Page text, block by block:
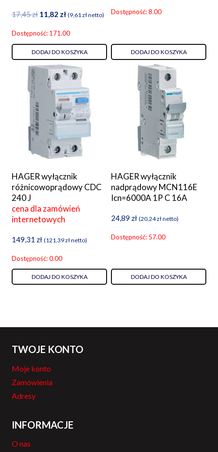
17,45zł Pierwotna
wynosiła:
17,45 zł.
11,82 złAktualna
wynosi:
11,82 zł.
(9,61złnetto)
Dostępność: 171.00
DODAJ DO KOSZYKA
Dostępność: 8.00
DODAJ DO KOSZYKA
HAGER wyłącznik
różnicowoprądowy CDC
240 J
cena dla zamówień
internetowych
149,31 zł (121,39złnetto)
Dostępność: 0.00
DODAJ DO KOSZYKA
HAGER wyłącznik
nadprądowy MCN116E
Icn=6000A 1P C 16A
24,89 zł (20,24złnetto)
Dostępność: 57.00
DODAJ DO KOSZYKA
TWOJE KONTO
Moje konto
Zamówienia
Adresy
INFORMACJE
O nas